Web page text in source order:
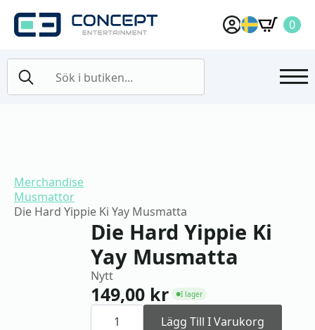
0
for:
Merchandise
Musmattor
Die Hard Yippie Ki Yay Musmatta
Die Hard Yippie Ki
Yay Musmatta
Nytt
149,00 kr ●I lager
Die
Hard
Lägg Till I Varukorg